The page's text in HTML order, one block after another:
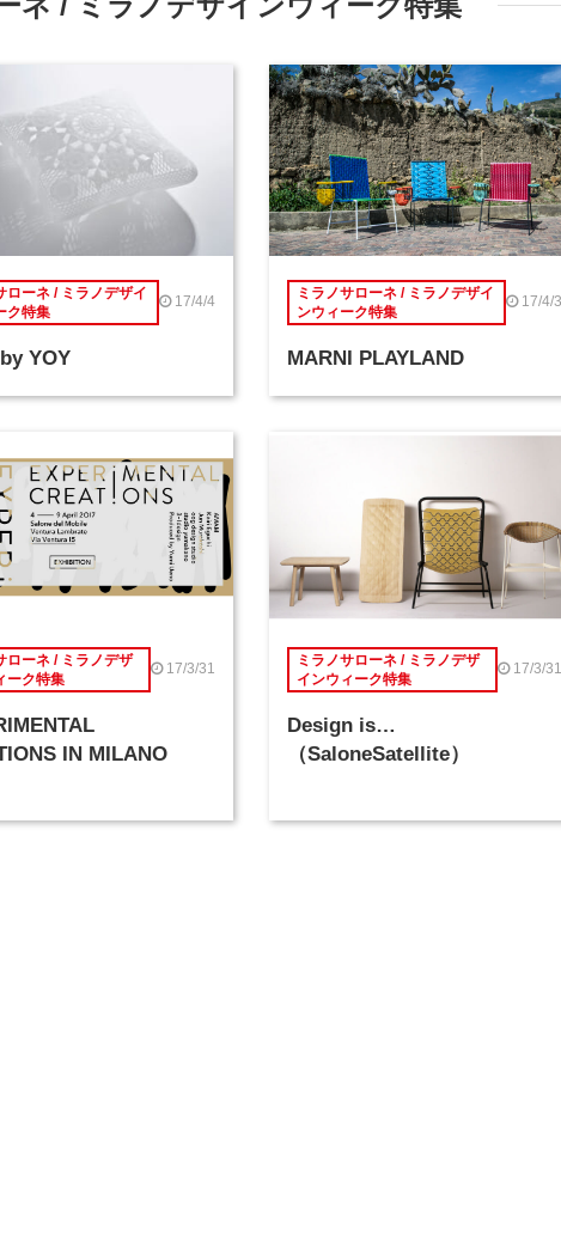
ローネ / ミラノデザイ
ク特集
17/4/4
YOY
ミラノサローネ / ミラノデザイ
ンウィーク特集
17/4/3
MARNI PLAYLAND
ローネ / ミラノデザ
ーク特集
17/3/31
IN MILANO
ミラノサローネ / ミラノデザ
インウィーク特集
17/3/31
Design is…
（SaloneSatellite）